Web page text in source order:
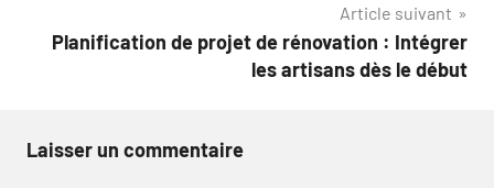
Article suivant
Planification de projet de rénovation : Intégrer
les artisans dès le début
Laisser un commentaire